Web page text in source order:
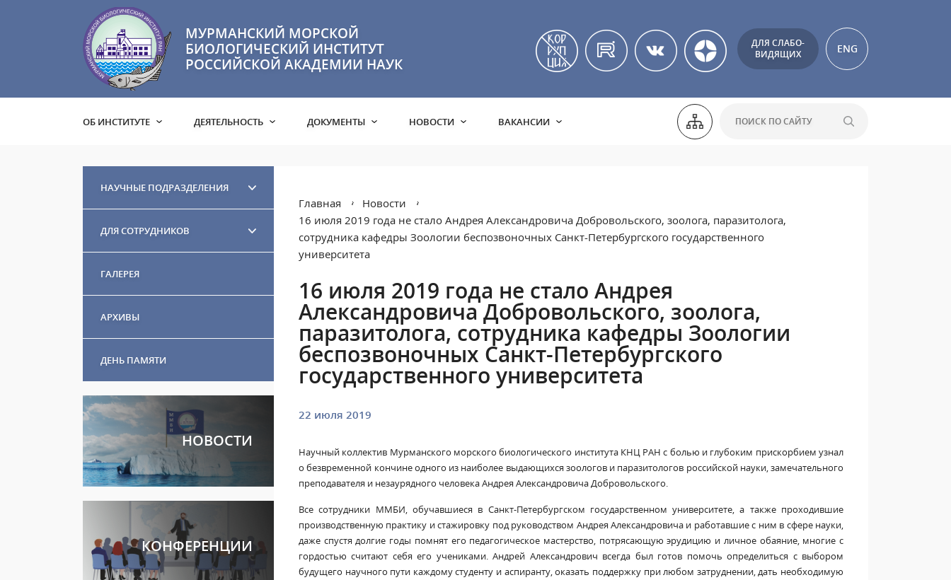
МУРМАНСКИЙ МОРСКОЙ
БИОЛОГИЧЕСКИЙ ИНСТИТУТ
РОССИЙСКОЙ АКАДЕМИИ НАУК
ДЛЯ СЛАБО-
ВИДЯЩИХ
ENG
ОБ ИНСТИТУТЕ ДЕЯТЕЛЬНОСТЬ ДОКУМЕНТЫ НОВОСТИ ВАКАНСИИ
НАУЧНЫЕ ПОДРАЗДЕЛЕНИЯ
ДЛЯ СОТРУДНИКОВ
ГАЛЕРЕЯ
АРХИВЫ
ДЕНЬ ПАМЯТИ
НОВОСТИ
КОНФЕРЕНЦИИ
Главная
Новости
16 июля 2019 года не стало Андрея Александровича Добровольского, зоолога, паразитолога,
сотрудника кафедры Зоологии беспозвоночных Санкт-Петербургского государственного
университета
16 июля 2019 года не стало Андрея
Александровича Добровольского, зоолога,
паразитолога, сотрудника кафедры Зоологии
беспозвоночных Санкт-Петербургского
государственного университета
22 июля 2019
Научный коллектив Мурманского морского биологического института КНЦ РАН с болью и глубоким прискорбием узнал
о безвременной кончине одного из наиболее выдающихся зоологов и паразитологов российской науки, замечательного
преподавателя и незаурядного человека Андрея Александровича Добровольского.
Все сотрудники ММБИ, обучавшиеся в Санкт-Петербургском государственном университете, а также проходившие
производственную практику и стажировку под руководством Андрея Александровича и работавшие с ним в сфере науки,
даже спустя долгие годы помнят его педагогическое мастерство, потрясающую эрудицию и личное обаяние, многие с
гордостью считают себя его учениками. Андрей Александрович всегда был готов помочь определиться с выбором
будущего научного пути каждому студенту и аспиранту, оказать поддержку при любом затруднении, дать необходимую